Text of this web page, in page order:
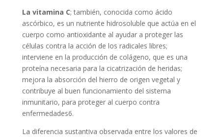
La vitamina C; también, conocida como ácido
ascórbico, es un nutriente hidrosoluble que actúa en el
cuerpo como antioxidante al ayudar a proteger las
células contra la acción de los radicales libres;
interviene en la producción de colágeno, que es una
proteína necesaria para la cicatrización de heridas;
mejora la absorción del hierro de origen vegetal y
contribuye al buen funcionamiento del sistema
inmunitario, para proteger al cuerpo contra
enfermedades6.
La diferencia sustantiva observada entre los valores de